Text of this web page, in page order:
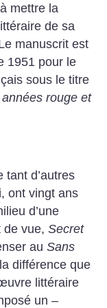
mettre la
de sa
manuscrit est
1951 pour le
sous le titre
rouge et
tant d’autres
ont vingt ans
d’une
de vue,Secret
auSans
différence que
littéraire
un –